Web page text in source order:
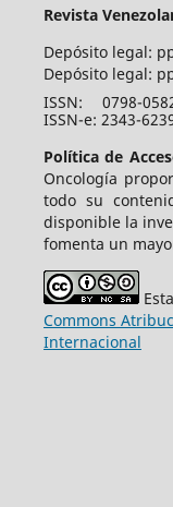
Revista
Depósito legal:
Depósito legal:
ISSN: 0798-
ISSN-e: 2343-
Política de
Oncología
todo su
disponible la
fomenta un
Commons
Internacional